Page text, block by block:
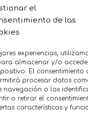
el
de las
experiencias,
almacenar y/o
El consentimiento
procesar datos
navegación o las
o retirar el
características y